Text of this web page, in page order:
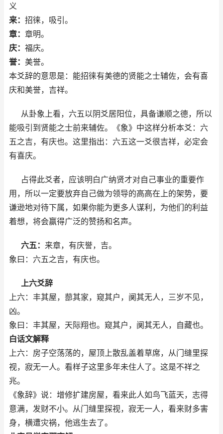
义
来： 招徕，吸引。
章： 章明。
庆： 福庆。
誉： 美誉。
本爻辞的意思是：能招徕有美德的贤能之士辅佐，会有喜
庆和美誉，吉祥。
从卦象上看，六五以阴爻居阳位，具备谦顺之德，所以
能吸引到贤能之士前来辅佐。《象》中这样分析本爻：六
五之吉，有庆也。这里指出：六五这一爻很吉祥，必定会
有喜庆。
占得此爻者，应该明白广纳贤才对自己事业的重要作
用，所以一定要放弃自己做为领导的高高在上的架势，要
谦逊地对待下属，如果你能为更多人谋利，为他们的利益
着想，将会赢得广泛的赞扬和名声。
六五： 来章，有庆誉，吉。
象曰：六五之吉，有庆也。
上六爻辞
上六：丰其屋，蔀其家，窥其户，阒其无人，三岁不见，
凶。
象曰：丰其屋，天际翔也。窥其户，阒其无人，自藏也。
白话文解释
上六：房子空荡荡的，屋顶上散乱盖着草席，从门缝里探
视，寂无一人。看样子这里多年未住人了。这是不祥之
兆。
《象辞》说：增修扩建房屋，看来此人如鸟飞蓝天，志得
意满，发财不小。从门缝里探视，寂无一人，看来财多害
身，横遭灾祸，他逃生去了。